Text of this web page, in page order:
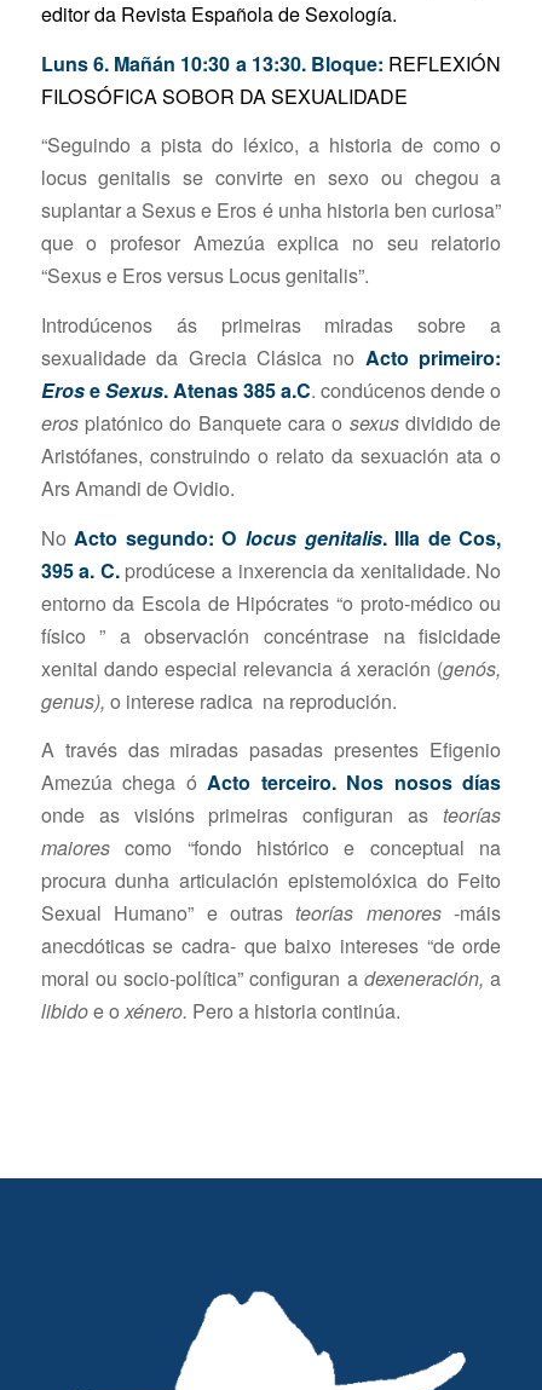
editor da Revista Española de Sexología.
Luns 6. Mañán 10:30 a 13:30. Bloque: REFLEXIÓN
FILOSÓFICA SOBOR DA SEXUALIDADE
“Seguindo a pista do léxico, a historia de como o
locus genitalis se convirte en sexo ou chegou a
suplantar a Sexus e Eros é unha historia ben curiosa”
que o profesor Amezúa explica no seu relatorio
“Sexus e Eros versus Locus genitalis”.
Introdúcenos ás primeiras miradas sobre a
sexualidade da Grecia Clásica no Acto primeiro:
EroseSexus. Atenas 385 a.C. condúcenos dende o
erosplatónico do Banquete cara o sexusdividido de
Aristófanes, construindo o relato da sexuación ata o
Ars Amandi de Ovidio.
No Acto segundo: Olocus genitalis. Illa de Cos,
395 a. C. prodúcese a inxerencia da xenitalidade. No
entorno da Escola de Hipócrates “o proto-médico ou
físico ” a observación concéntrase na fisicidade
xenital dando especial relevancia á xeración (genós,
genus), o interese radica na reprodución.
A través das miradas pasadas presentes Efigenio
Amezúa chega óActo terceiro. Nos nosos días
onde as visións primeiras configuran asteorías
maiorescomo “fondo histórico e conceptual na
procura dunha articulación epistemolóxica do Feito
Sexual Humano” e outrasteorías menores-máis
anecdóticas se cadra- que baixo intereses “de orde
moral ou socio-política” configuran adexeneración, a
libidoe oxénero. Pero a historia continúa.